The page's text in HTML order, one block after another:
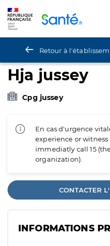
Retour à
Hja jussey
Cpg jussey
En cas d'urgence
experience or
immediatly call 15
organization).
CONTACTER
INFORMATIONS